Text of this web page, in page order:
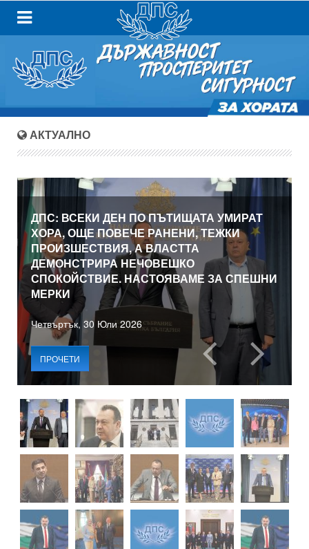
АКТУАЛНО
ДПС: ВСЕКИ ДЕН ПО ПЪТИЩАТА УМИРАТ
ХОРА, ОЩЕ ПОВЕЧЕ РАНЕНИ, ТЕЖКИ
ПРОИЗШЕСТВИЯ, А ВЛАСТТА
ДЕМОНСТРИРА НЕЧОВЕШКО
СПОКОЙСТВИЕ. НАСТОЯВАМЕ ЗА СПЕШНИ
МЕРКИ
Четвъртък, 30 Юли 2026
ПРОЧЕТИ